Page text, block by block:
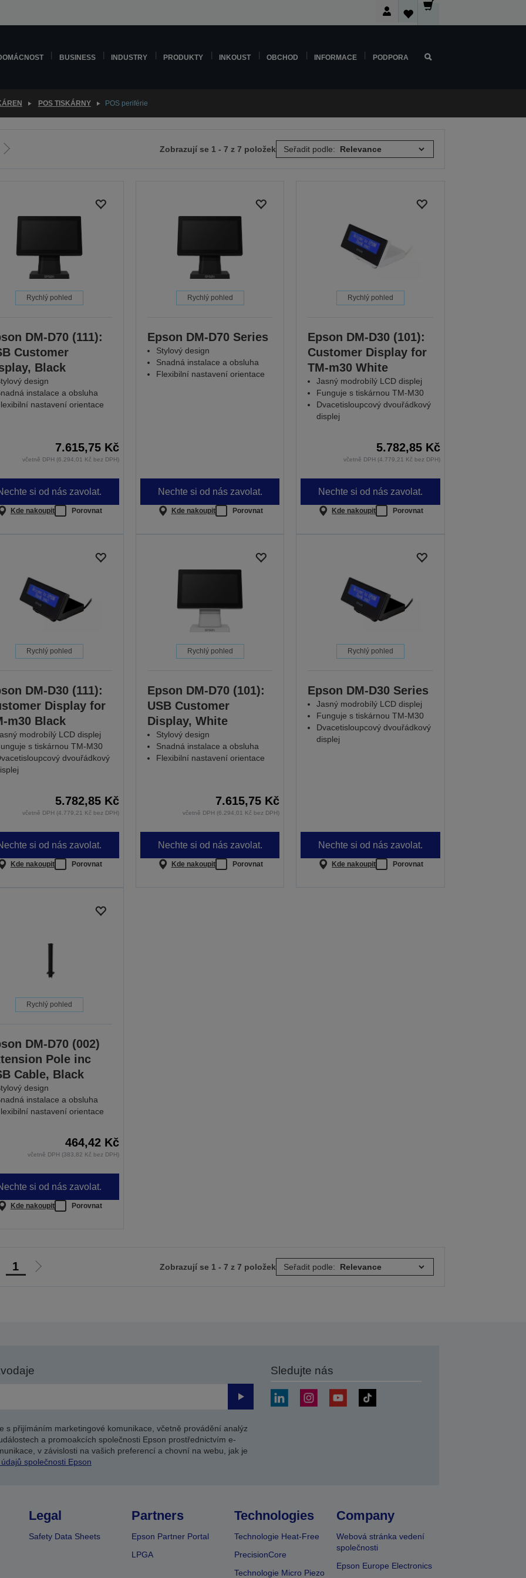
BUSINESS INDUSTRY PRODUKTY INKOUST OBCHOD INFORMACE PODPORA
POS TISKÁRNY POS periférie
Jít
Zobrazují se 1 - 7 z 7 položek Seřadit podle:
Rychlý pohled
DM-D70 (111):
Customer
Black
design
instalace a obsluha
nastavení orientace
7.615,75 Kč
včetně DPH (6.294,01 Kč bez DPH)
si od nás zavolat.
Kde nakoupit Porovnat
Rychlý pohled
Epson DM-D70 Series
Stylový design
Snadná instalace a obsluha
Flexibilní nastavení orientace
Nechte si od nás zavolat.
Kde nakoupit Porovnat
Rychlý pohled
Epson DM-D30 (101):
Customer Display for
TM-m30 White
Jasný modrobílý LCD displej
Funguje s tiskárnou TM-M30
Dvacetisloupcový dvouřádkový
displej
5.782,85 Kč
včetně DPH (4.779,21 Kč bez DPH)
Nechte si od nás zavolat.
Kde nakoupit Porovnat
Rychlý pohled
DM-D30 (111):
Display for
m30 Black
modrobílý LCD displej
s tiskárnou TM-M30
dvouřádkový
5.782,85 Kč
včetně DPH (4.779,21 Kč bez DPH)
si od nás zavolat.
Kde nakoupit Porovnat
Rychlý pohled
Epson DM-D70 (101):
USB Customer
Display, White
Stylový design
Snadná instalace a obsluha
Flexibilní nastavení orientace
7.615,75 Kč
včetně DPH (6.294,01 Kč bez DPH)
Nechte si od nás zavolat.
Kde nakoupit Porovnat
Rychlý pohled
Epson DM-D30 Series
Jasný modrobílý LCD displej
Funguje s tiskárnou TM-M30
Dvacetisloupcový dvouřádkový
displej
Nechte si od nás zavolat.
Kde nakoupit Porovnat
Rychlý pohled
DM-D70 (002)
Pole inc
Cable, Black
design
instalace a obsluha
nastavení orientace
464,42 Kč
včetně DPH (383,82 Kč bez DPH)
si od nás zavolat.
Kde nakoupit Porovnat
1
Jít
Zobrazují se 1 - 7 z 7 položek Seřadit podle:
Odeslat
s přijímáním marketingové komunikace, včetně provádění analýz
a promoakcích společnosti Epson prostřednictvím e-
v závislosti na vašich preferencí a chovní na webu, jak je
společnosti Epson
Sledujte nás
Legal
Safety Data Sheets
Partners
Epson Partner Portal
LPGA
Technologies
Technologie Heat-Free
PrecisionCore
Technologie Micro Piezo
Company
Webová stránka vedení
společnosti
Epson Europe Electronics